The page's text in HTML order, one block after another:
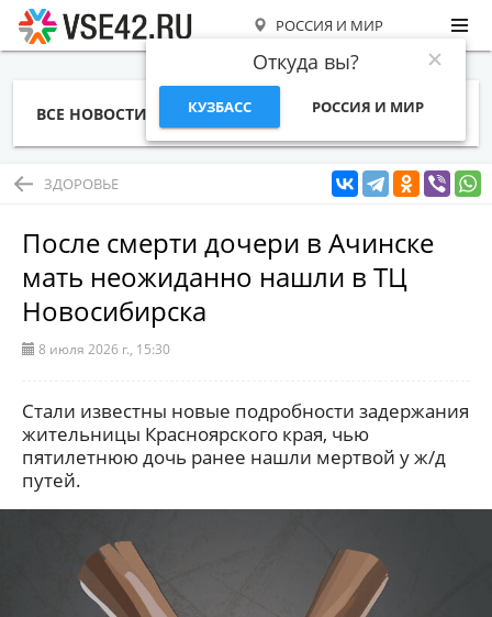
РОССИЯ И МИР
Откуда вы?
КУЗБАСС РОССИЯ И МИР
ВСЕ НОВОСТИ СТАТЬИ ТЕМЫ ФОТО
ЗДОРОВЬЕ
После смерти дочери в Ачинске
мать неожиданно нашли в ТЦ
Новосибирска
8 июля 2026 г., 15:30
Стали известны новые подробности задержания
жительницы Красноярского края, чью
пятилетнюю дочь ранее нашли мертвой у ж/д
путей.